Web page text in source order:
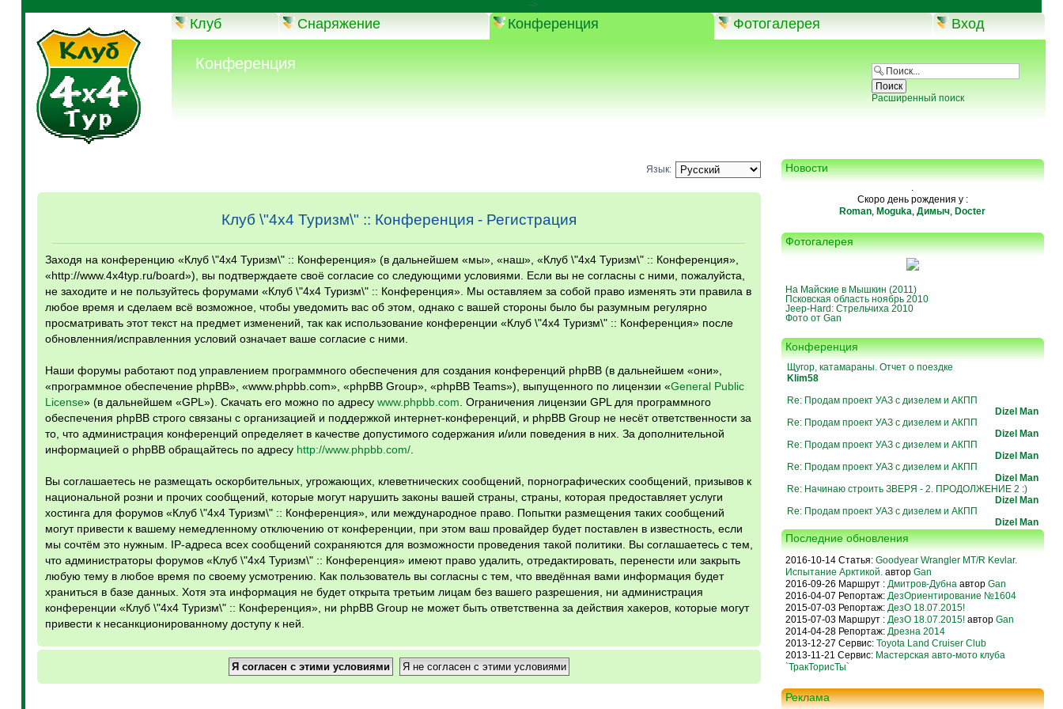
-->
Клуб Снаряжение Конференция Фотогалерея Вход
Конференция
Расширенный поиск
Язык:
Клуб \"4х4 Туризм\" :: Конференция - Регистрация
Заходя на конференцию «Клуб \"4х4 Туризм\" :: Конференция» (в дальнейшем «мы», «наш», «Клуб \"4х4 Туризм\" :: Конференция»,
«http://www.4x4typ.ru/board»), вы подтверждаете своё согласие со следующими условиями. Если вы не согласны с ними, пожалуйста,
не заходите и не пользуйтесь форумами «Клуб \"4х4 Туризм\" :: Конференция». Мы оставляем за собой право изменять эти правила в
любое время и сделаем всё возможное, чтобы уведомить вас об этом, однако с вашей стороны было бы разумным регулярно
просматривать этот текст на предмет изменений, так как использование конференции «Клуб \"4х4 Туризм\" :: Конференция» после
обновленния/исправленния условий означает ваше согласие с ними.
Наши форумы работают под управлением программного обеспечения для создания конференций phpBB (в дальнейшем «они»,
«программное обеспечение phpBB», «www.phpbb.com», «phpBB Group», «phpBB Teams»), выпущенного по лицензии «General Public
License» (в дальнейшем «GPL»). Скачать его можно по адресу www.phpbb.com . Ограничения лицензии GPL для программного
обеспечения phpBB строго связаны с организацией и поддержкой интернет-конференций, и phpBB Group не несёт ответственности за
то, что администрация конференций определяет в качестве допустимого содержания и/или поведения в них. За дополнительной
информацией о phpBB обращайтесь по адресу http://www.phpbb.com/.
Вы соглашаетесь не размещать оскорбительных, угрожающих, клеветнических сообщений, порнографических сообщений, призывов к
национальной розни и прочих сообщений, которые могут нарушить законы вашей страны, страны, которая предоставляет услуги
хостинга для форумов «Клуб \"4х4 Туризм\" :: Конференция», или международное право. Попытки размещения таких сообщений
могут привести к вашему немедленному отключению от конференции, при этом ваш провайдер будет поставлен в известность, если
мы сочтём это нужным. IP-адреса всех сообщений сохраняются для возможности проведения такой политики. Вы соглашаетесь с тем,
что администраторы форумов «Клуб \"4х4 Туризм\" :: Конференция» имеют право удалить, отредактировать, перенести или закрыть
любую тему в любое время по своему усмотрению. Как пользователь вы согласны с тем, что введённая вами информация будет
храниться в базе данных. Хотя эта информация не будет открыта третьим лицам без вашего разрешения, ни администрация
конференции «Клуб \"4х4 Туризм\" :: Конференция», ни phpBB Group не может быть ответственна за действия хакеров, которые могут
привести к несанкционированному доступу к ней.
Новости
.
Скоро день рождения у :
Roman, Moguka,Димыч, Docter
Фотогалерея
На Майские в Мышкин (2011)
Псковская область ноябрь 2010
Jeep-Hard: Стрельчиха 2010
Фото от Gan
Конференция
Щугор, катамараны. Отчет о поездке
Klim58
Re: Продам проект УАЗ с дизелем и АКПП
Dizel Man
Re: Продам проект УАЗ с дизелем и АКПП
Dizel Man
Re: Продам проект УАЗ с дизелем и АКПП
Dizel Man
Re: Продам проект УАЗ с дизелем и АКПП
Dizel Man
Re: Начинаю строить ЗВЕРЯ - 2. ПРОДОЛЖЕНИЕ 2 :)
Dizel Man
Re: Продам проект УАЗ с дизелем и АКПП
Dizel Man
Последние обновления
2016-10-14 Статья: Goodyear Wrangler MT/R Kevlar.
Испытание Арктикой.автор Gan
2016-09-26 Маршрут : Дмитров-Дубнаавтор Gan
2016-04-07 Репортаж: ДезОриентирование №1604
2015-07-03 Репортаж: ДезО 18.07.2015!
2015-07-03 Маршрут : ДезО 18.07.2015! автор Gan
2014-04-28 Репортаж: Дрезна 2014
2013-12-27 Сервис: Toyota Land Cruiser Club
2013-11-21 Сервис: Мастерская авто-мото клуба
`ТракТорисТы`
Реклама